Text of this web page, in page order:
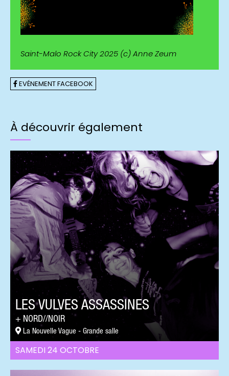
Saint-Malo Rock City 2025 (c) Anne Zeum
EVÉNEMENT FACEBOOK
À découvrir également
SAMEDI 24 OCTOBRE
LES VULVES ASSASSINES
NORD//NOIR
La Nouvelle Vague - Grande salle